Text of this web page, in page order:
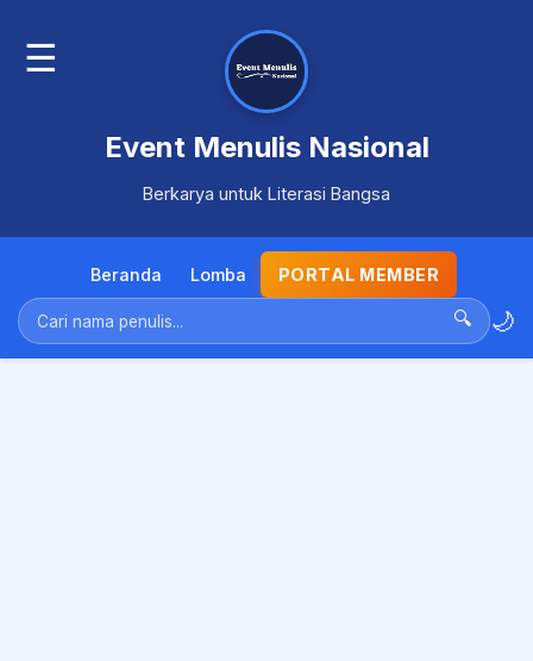
☰
Event Menulis Nasional
Berkarya untuk Literasi Bangsa
Beranda Lomba PORTAL MEMBER
🔍 🌙